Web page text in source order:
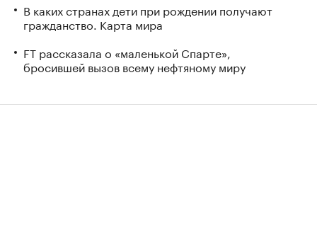
В каких странах дети при рождении получают
гражданство. Карта мира
FT рассказала о «маленькой Спарте»,
бросившей вызов всему нефтяному миру